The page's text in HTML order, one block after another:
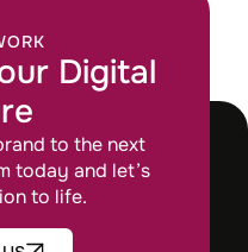
Digital
to the next
today and let’s
to life.